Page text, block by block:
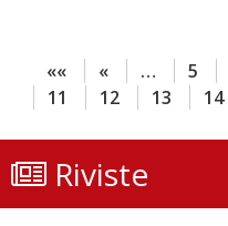
«« « … 5
11
12 13 14
Riviste